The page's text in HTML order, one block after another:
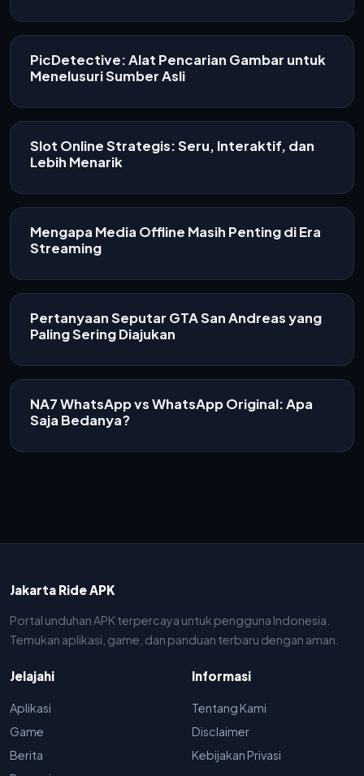
PicDetective: Alat Pencarian Gambar untuk
Menelusuri Sumber Asli
Slot Online Strategis: Seru, Interaktif, dan
Lebih Menarik
Mengapa Media Offline Masih Penting di Era
Streaming
Pertanyaan Seputar GTA San Andreas yang
Paling Sering Diajukan
NA7 WhatsApp vs WhatsApp Original: Apa
Saja Bedanya?
Jakarta Ride APK
Portal unduhan APK terpercaya untuk pengguna Indonesia.
Temukan aplikasi, game, dan panduan terbaru dengan aman.
Jelajahi
Aplikasi
Game
Berita
Informasi
Tentang Kami
Disclaimer
Kebijakan Privasi